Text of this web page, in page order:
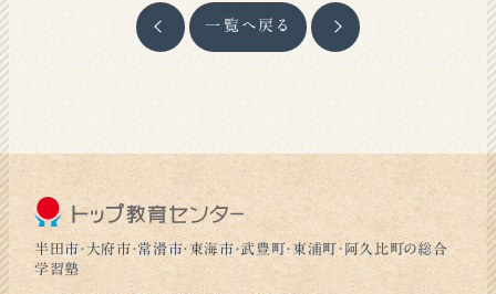
一覧へ戻る
半田市・大府市・常滑市・東海市・武豊町・東浦町・阿久比町の総合
学習塾